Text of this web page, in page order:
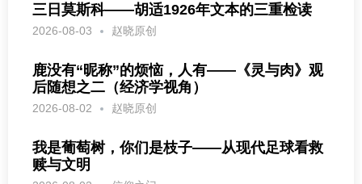
三日莫斯科——胡适1926年文本的三重检读
2026-08-03 赵晓原创
鹿没有“昵称”的烦恼，人有——《灵与肉》观
后随想之二（经济学视角）
2026-08-02 赵晓原创
我是葡萄树，你们是枝子——从现代足球看救
赎与文明